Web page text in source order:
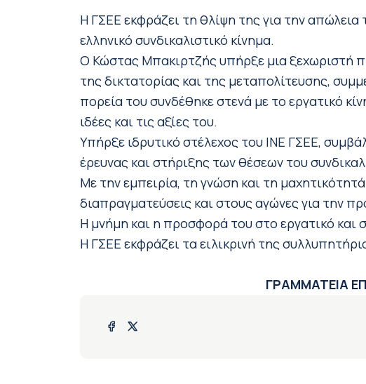
Η ΓΣΕΕ εκφράζει τη θλίψη της για την
ελληνικό συνδικαλιστικό κίνημα.
Ο Κώστας Μπακιρτζής υπήρξε μια ξεχωριστή
της δικτατορίας και της μεταπολίτευσης,
πορεία του συνδέθηκε στενά με το εργατικό
ιδέες και τις αξίες του.
Υπήρξε ιδρυτικό στέλεχος του ΙΝΕ ΓΣΕΕ,
έρευνας και στήριξης των θέσεων του
Με την εμπειρία, τη γνώση και τη
διαπραγματεύσεις και στους αγώνες για την
Η μνήμη και η προσφορά του στο εργατικό και
Η ΓΣΕΕ εκφράζει τα ειλικρινή της
ΓΡΑΜΜΑΤΕΙΑ